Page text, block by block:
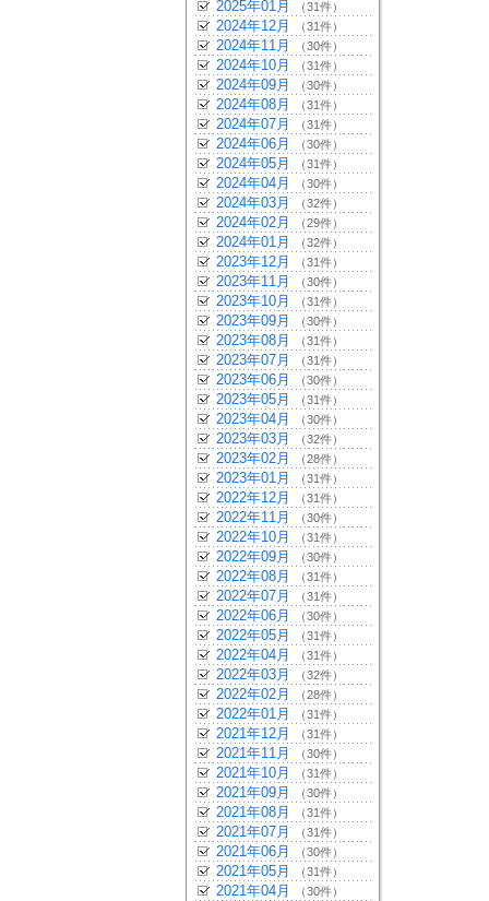
2025年01月 （31件）
2024年12月 （31件）
2024年11月 （30件）
2024年10月 （31件）
2024年09月 （30件）
2024年08月 （31件）
2024年07月 （31件）
2024年06月 （30件）
2024年05月 （31件）
2024年04月 （30件）
2024年03月 （32件）
2024年02月 （29件）
2024年01月 （32件）
2023年12月 （31件）
2023年11月 （30件）
2023年10月 （31件）
2023年09月 （30件）
2023年08月 （31件）
2023年07月 （31件）
2023年06月 （30件）
2023年05月 （31件）
2023年04月 （30件）
2023年03月 （32件）
2023年02月 （28件）
2023年01月 （31件）
2022年12月 （31件）
2022年11月 （30件）
2022年10月 （31件）
2022年09月 （30件）
2022年08月 （31件）
2022年07月 （31件）
2022年06月 （30件）
2022年05月 （31件）
2022年04月 （31件）
2022年03月 （32件）
2022年02月 （28件）
2022年01月 （31件）
2021年12月 （31件）
2021年11月 （30件）
2021年10月 （31件）
2021年09月 （30件）
2021年08月 （31件）
2021年07月 （31件）
2021年06月 （30件）
2021年05月 （31件）
2021年04月 （30件）